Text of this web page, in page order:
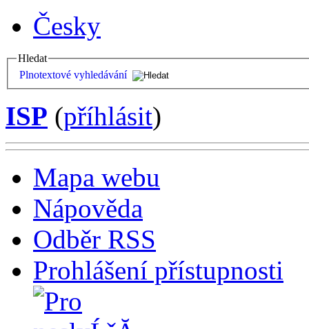
Česky
Hledat
Plnotextové vyhledávání
ISP (příhlásit)
Mapa webu
Nápověda
Odběr RSS
Prohlášení přístupnosti